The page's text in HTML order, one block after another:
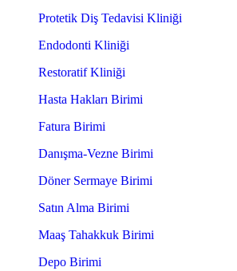
Protetik Diş Tedavisi Kliniği
Endodonti Kliniği
Restoratif Kliniği
Hasta Hakları Birimi
Fatura Birimi
Danışma-Vezne Birimi
Döner Sermaye Birimi
Satın Alma Birimi
Maaş Tahakkuk Birimi
Depo Birimi